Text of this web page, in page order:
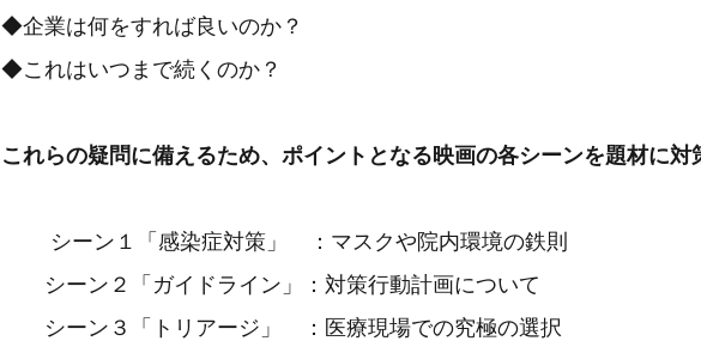
◆企業は何をすれば良いのか？
◆これはいつまで続くのか？
これらの疑問に備えるため、ポイントとなる映画の各シーンを題材に対
シーン１「感染症対策」 ：マスクや院内環境の鉄則
シーン２「ガイドライン」：対策行動計画について
シーン３「トリアージ」 ：医療現場での究極の選択